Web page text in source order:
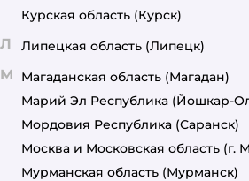
Курская область (Курск)
Л Липецкая область (Липецк)
М Магаданская область (Магадан)
Марий Эл Республика (Йошкар-
Мордовия Республика (Саранск)
Москва и Московская область (г.
Мурманская область (Мурманск)